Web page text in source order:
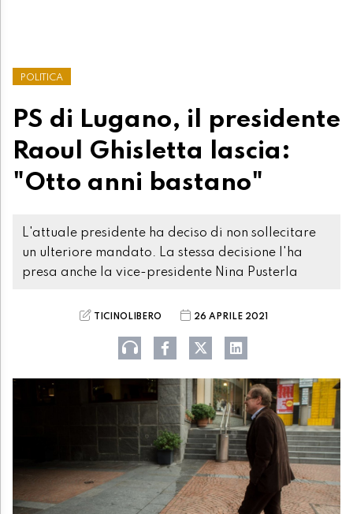
POLITICA
PS di Lugano, il presidente
Raoul Ghisletta lascia:
"Otto anni bastano"
L'attuale presidente ha deciso di non sollecitare
un ulteriore mandato. La stessa decisione l'ha
presa anche la vice-presidente Nina Pusterla
TICINOLIBERO 26 APRILE 2021